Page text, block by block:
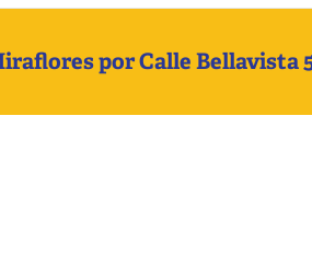
por Calle Bellavista